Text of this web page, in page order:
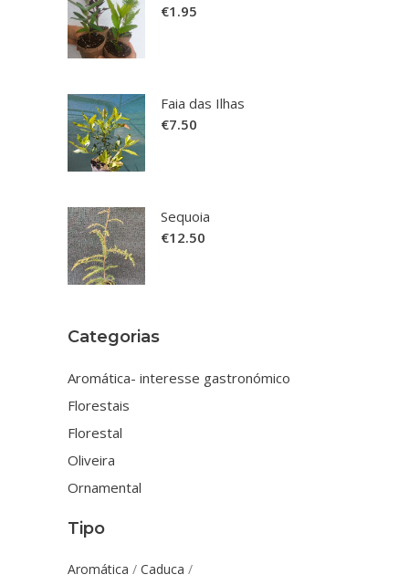
€1.95
Faia das Ilhas
€7.50
Sequoia
€12.50
Categorias
Aromática- interesse gastronómico
Florestais
Florestal
Oliveira
Ornamental
Tipo
Aromática
Caduca